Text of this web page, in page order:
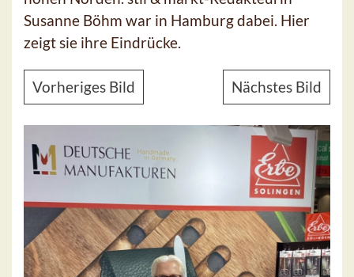
Susanne Böhm war in Hamburg dabei. Hier
zeigt sie ihre Eindrücke.
Vorheriges Bild Nächstes Bild